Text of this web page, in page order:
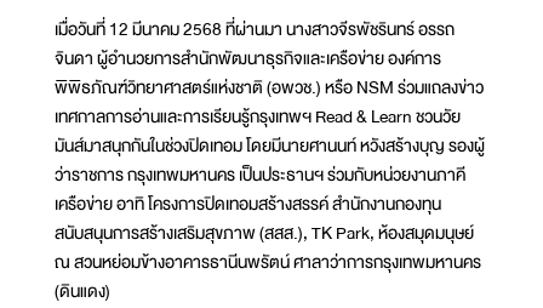
เมื่อวันที่ 12 มีนาคม 2568 ที่ผ่านมา นางสาวจีรพัชรินทร์ อรรถ
จินดา ผู้อำนวยการสำนักพัฒนาธุรกิจและเครือข่าย องค์การ
พิพิธภัณฑ์วิทยาศาสตร์แห่งชาติ (อพวช.) หรือ NSM ร่วมแถลงข่าว
เทศกาลการอ่านและการเรียนรู้กรุงเทพฯ Read & Learn ชวนวัย
มันส์มาสนุกกันในช่วงปิดเทอม โดยมีนายศานนท์ หวังสร้างบุญ รองผู้
ว่าราชการ กรุงเทพมหานคร เป็นประธานฯ ร่วมกับหน่วยงานภาคี
เครือข่าย อาทิ โครงการปิดเทอมสร้างสรรค์ สำนักงานกองทุน
สนับสนุนการสร้างเสริมสุขภาพ (สสส.), TK Park, ห้องสมุดมนุษย์
ณ สวนหย่อมข้างอาคารธานีนพรัตน์ ศาลาว่าการกรุงเทพมหานคร
(ดินแดง)